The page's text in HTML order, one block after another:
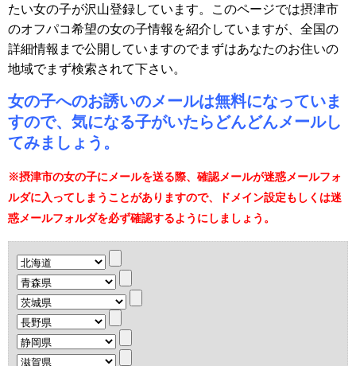
たい女の子が沢山登録しています。このページでは摂津市
のオフパコ希望の女の子情報を紹介していますが、全国の
詳細情報まで公開していますのでまずはあなたのお住いの
地域でまず検索されて下さい。
女の子へのお誘いのメールは無料になっていま
すので、気になる子がいたらどんどんメールし
てみましょう。
※摂津市の女の子にメールを送る際、確認メールが迷惑メールフォ
ルダに入ってしまうことがありますので、ドメイン設定もしくは迷
惑メールフォルダを必ず確認するようにしましょう。